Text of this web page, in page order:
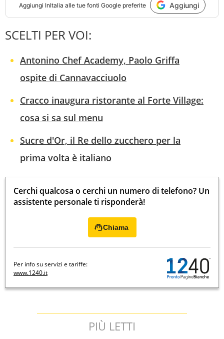
Aggiungi InItalia alle tue fonti Google preferite Aggiungi
SCELTI PER VOI:
Antonino Chef Academy, Paolo Griffa
ospite di Cannavacciuolo
Cracco inaugura ristorante al Forte Village:
cosa si sa sul menu
Sucre d'Or, il Re dello zucchero per la
prima volta è italiano
Cerchi qualcosa o cerchi un numero di telefono? Un
assistente personale ti risponderà!
Chiama
Per info su servizi e tariffe:
www.1240.it
PIÙ LETTI